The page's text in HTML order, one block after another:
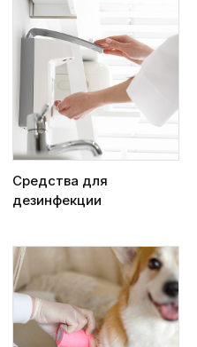
Средства для
дезинфекции